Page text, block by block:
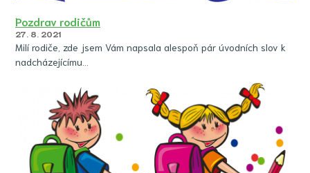
Pozdrav rodičům
27. 8. 2021
Milí rodiče, zde jsem Vám napsala alespoň pár úvodních slov k
nadcházejícímu…